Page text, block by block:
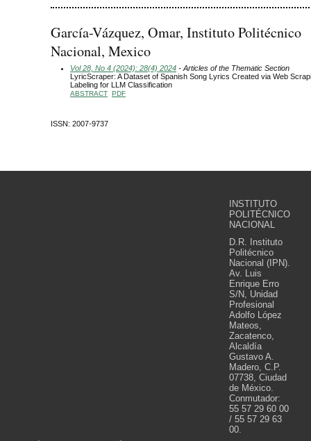
García-Vázquez, Omar, Instituto Politécnico
Nacional, Mexico
Vol 28, No 4 (2024): 28(4) 2024 - Articles of the Thematic Section
LyricScraper: A Dataset of Spanish Song Lyrics Created via Web
Labeling for LLM Classification
ABSTRACT PDF
ISSN: 2007-9737
INSTITUTO
POLITÉCNICO
NACIONAL
D.R. Instituto
Politécnico
Nacional (IPN).
Av. Luis
Enrique Erro
S/N, Unidad
Profesional
Adolfo López
Mateos,
Zacatenco,
Alcaldía
Gustavo A.
Madero, C.P.
07738, Ciudad
de México.
Conmutador:
55 57 29 60 00
/ 55 57 29 63
00.